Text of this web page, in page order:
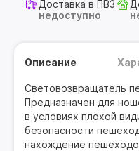
Доставка в ПВЗ
недоступно
Описание
Световозвращатель
Предназначен для
в условиях плохой
безопасности
нахождение